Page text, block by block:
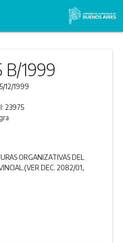
B/1999
12/1999
23975
ORGANIZATIVAS DEL
DEC. 2082/01,